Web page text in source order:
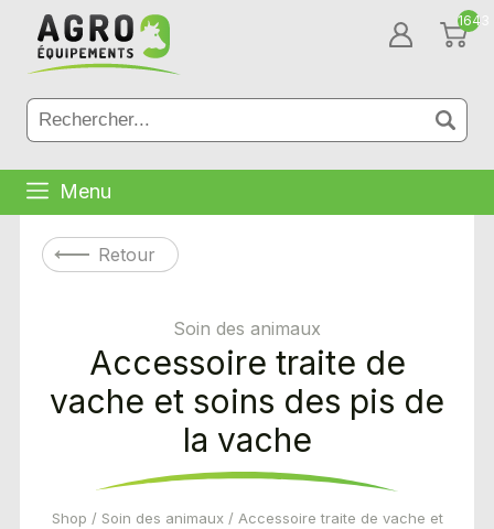
1643
Menu
Retour
Soin des animaux
Accessoire traite de
vache et soins des pis de
la vache
Shop / Soin des animaux/ Accessoire traite de vache et